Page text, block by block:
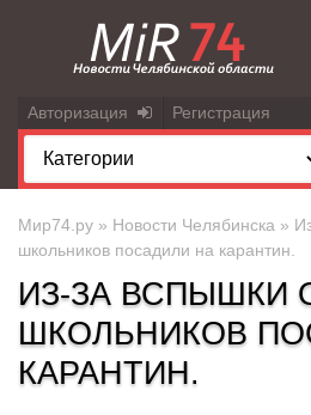
Авторизация Регистрация
Мир74.ру » Новости Челябинска »
школьников посадили на карантин.
ИЗ-ЗА ВСПЫШКИ
ШКОЛЬНИКОВ
КАРАНТИН.